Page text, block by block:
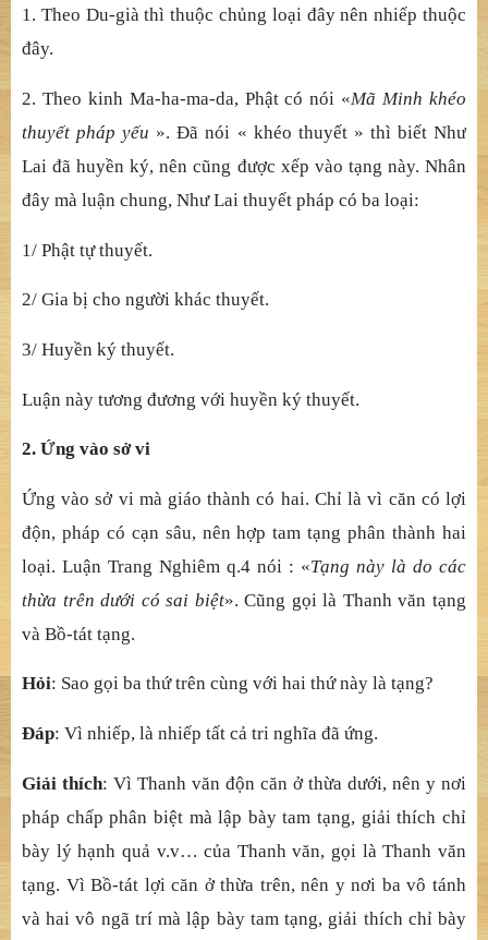
1. Theo Du-già thì thuộc chủng loại đây nên nhiếp thuộc
đây.
2. Theo kinh Ma-ha-ma-da, Phật có nói «Mã Minh khéo
thuyết pháp yếu ». Đã nói « khéo thuyết » thì biết Như
Lai đã huyền ký, nên cũng được xếp vào tạng này. Nhân
đây mà luận chung, Như Lai thuyết pháp có ba loại:
1/ Phật tự thuyết.
2/ Gia bị cho người khác thuyết.
3/ Huyền ký thuyết.
Luận này tương đương với huyền ký thuyết.
2. Ứng vào sở vi
Ứng vào sở vi mà giáo thành có hai. Chỉ là vì căn có lợi
độn, pháp có cạn sâu, nên hợp tam tạng phân thành hai
loại. Luận Trang Nghiêm q.4 nói : «Tạng này là do các
thừa trên dưới có sai biệt». Cũng gọi là Thanh văn tạng
và Bồ-tát tạng.
Hỏi: Sao gọi ba thứ trên cùng với hai thứ này là tạng?
Đáp: Vì nhiếp, là nhiếp tất cả tri nghĩa đã ứng.
Giải thích: Vì Thanh văn độn căn ở thừa dưới, nên y nơi
pháp chấp phân biệt mà lập bày tam tạng, giải thích chỉ
bày lý hạnh quả v.v… của Thanh văn, gọi là Thanh văn
tạng. Vì Bồ-tát lợi căn ở thừa trên, nên y nơi ba vô tánh
và hai vô ngã trí mà lập bày tam tạng, giải thích chỉ bày